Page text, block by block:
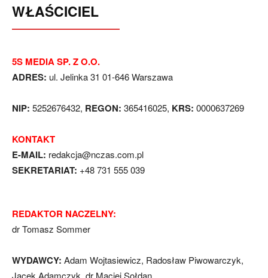
WŁAŚCICIEL
5S MEDIA SP. Z O.O.
ADRES: ul. Jelinka 31 01-646 Warszawa
NIP: 5252676432, REGON: 365416025, KRS: 0000637269
KONTAKT
E-MAIL: redakcja@nczas.com.pl
SEKRETARIAT: +48 731 555 039
REDAKTOR NACZELNY:
dr Tomasz Sommer
WYDAWCY: Adam Wojtasiewicz, Radosław Piwowarczyk,
Jacek Adamczyk, dr Maciej Sołdan